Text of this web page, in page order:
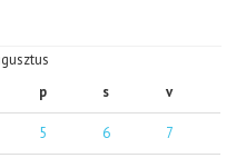
p s v
5 6 7